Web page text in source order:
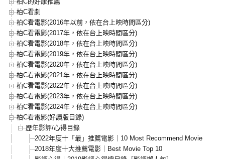
柏C看劇
柏C看電影(2016年以前，依在台上映時間區分)
柏C看電影(2017年，依在台上映時間區分)
柏C看電影(2018年，依在台上映時間區分)
柏C看電影(2019年，依在台上映時間區分)
柏C看電影(2020年，依在台上映時間區分)
柏C看電影(2021年，依在台上映時間區分)
柏C看電影(2022年，依在台上映時間區分)
柏C看電影(2023年，依在台上映時間區分)
柏C看電影(2024年，依在台上映時間區分)
柏C看電影(好讀版目錄)
歷年影評/心得目錄
2022年度十「最」推薦電影｜10 Most Recommend Movie
2018年度十大推薦電影｜Best Movie Top 10